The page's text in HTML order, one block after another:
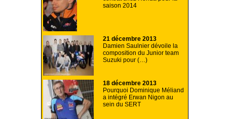
saison 2014
21 décembre 2013
Damien Saulnier dévoile la
composition du Junior team
Suzuki pour (…)
18 décembre 2013
Pourquoi Dominique Méliand
a intégré Erwan Nigon au
sein du SERT